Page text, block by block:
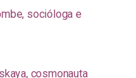
socióloga e
cosmonauta